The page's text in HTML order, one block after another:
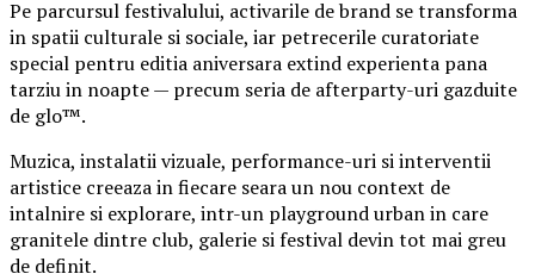
Pe parcursul festivalului, activarile de brand se transforma
in spatii culturale si sociale, iar petrecerile curatoriate
special pentru editia aniversara extind experienta pana
tarziu in noapte — precum seria de afterparty-uri gazduite
de glo™.
Muzica, instalatii vizuale, performance-uri si interventii
artistice creeaza in fiecare seara un nou context de
intalnire si explorare, intr-un playground urban in care
granitele dintre club, galerie si festival devin tot mai greu
de definit.